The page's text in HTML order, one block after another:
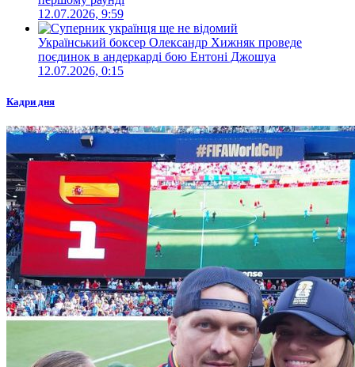
12.07.2026, 9:59
Український боксер Олександр Хижняк проведе
поєдинок в андеркарді бою Ентоні Джошуа
12.07.2026, 0:15
Кадри дня